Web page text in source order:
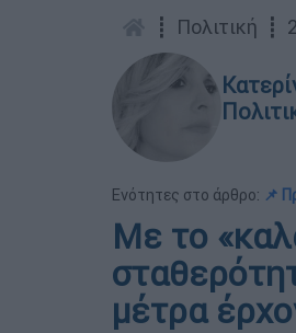
┋ Πολιτική ┋
Ενότητες στο άρθρο: 📌
Με το
μέτρα